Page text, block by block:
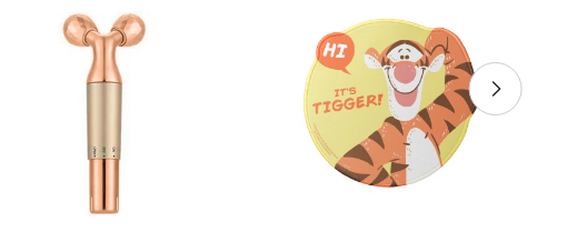
гр. София, бул. Цариградско шосе 115з